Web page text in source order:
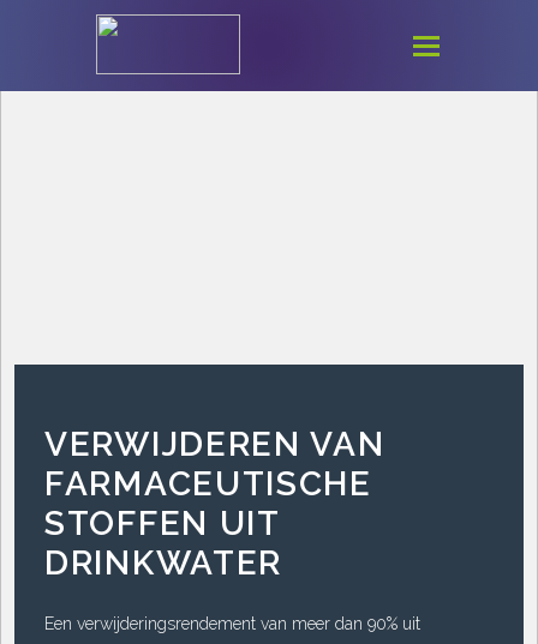
VERWIJDEREN VAN
FARMACEUTISCHE
STOFFEN UIT
DRINKWATER
Een verwijderingsrendement van meer dan 90% uit